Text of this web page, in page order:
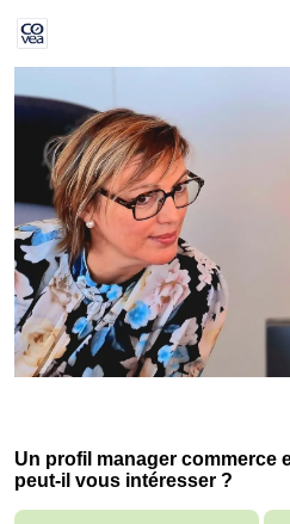
Un profil manager commerce
peut-il vous intéresser ?